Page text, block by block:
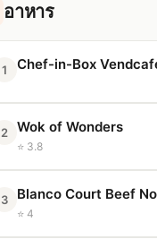
อาหาร
1 Chef-in-Box
2 Wok of Wonders
⭐ 3.8
3 Blanco Court Beef
⭐ 4